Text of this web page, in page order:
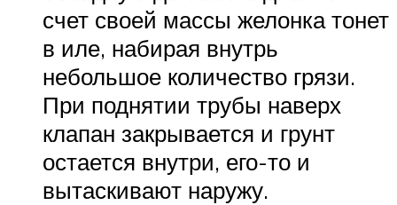
счет своей массы желонка тонет
в иле, набирая внутрь
небольшое количество грязи.
При поднятии трубы наверх
клапан закрывается и грунт
остается внутри, его-то и
вытаскивают наружу.